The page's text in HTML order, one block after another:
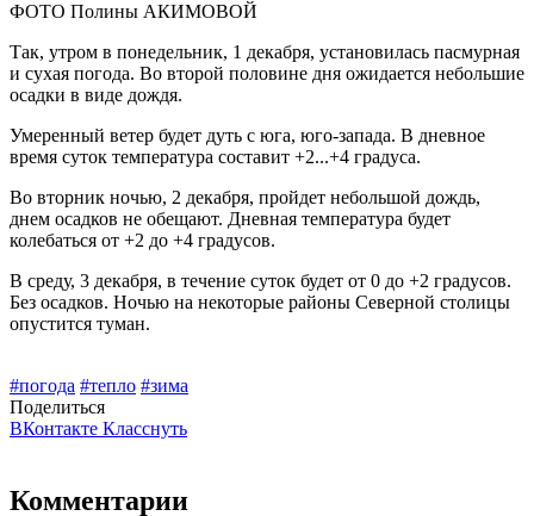
ФОТО Полины АКИМОВОЙ
Так, утром в понедельник, 1 декабря, установилась пасмурная
и сухая погода. Во второй половине дня ожидается небольшие
осадки в виде дождя.
Умеренный ветер будет дуть с юга, юго-запада. В дневное
время суток температура составит +2...+4 градуса.
Во вторник ночью, 2 декабря, пройдет небольшой дождь,
днем осадков не обещают. Дневная температура будет
колебаться от +2 до +4 градусов.
В среду, 3 декабря, в течение суток будет от 0 до +2 градусов.
Без осадков. Ночью на некоторые районы Северной столицы
опустится туман.
#погода #тепло #зима
Поделиться
ВКонтакте Класснуть
Комментарии